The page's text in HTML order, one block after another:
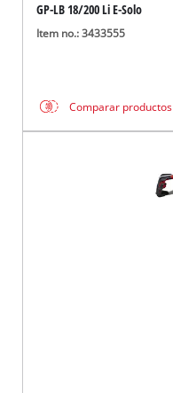
GP-LB 18/200 Li E-Solo
Item no.: 3433555
Comparar productos